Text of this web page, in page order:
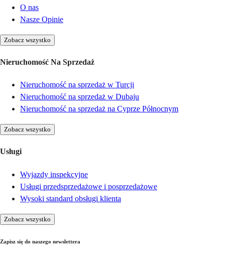
O nas
Nasze Opinie
Zobacz wszystko
Nieruchomość Na Sprzedaż
Nieruchomość na sprzedaż w Turcji
Nieruchomość na sprzedaż w Dubaju
Nieruchomość na sprzedaż na Cyprze Północnym
Zobacz wszystko
Usługi
Wyjazdy inspekcyjne
Usługi przedsprzedażowe i posprzedażowe
Wysoki standard obsługi klienta
Zobacz wszystko
Zapisz się do naszego newslettera